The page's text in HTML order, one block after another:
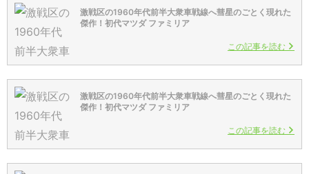
激戦区の1960年代前半大衆車戦線へ彗星のごとく現れた
傑作！初代マツダ ファミリア
この記事を読む
激戦区の1960年代前半大衆車戦線へ彗星のごとく現れた
傑作！初代マツダ ファミリア
この記事を読む